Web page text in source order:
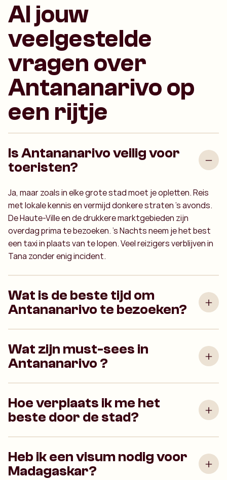
Al jouw
veelgestelde
vragen over
Antananarivo op
een rijtje
Is Antananarivo veilig voor
toeristen?
Ja, maar zoals in elke grote stad moet je opletten. Reis
met lokale kennis en vermijd donkere straten ’s avonds.
De Haute-Ville en de drukkere marktgebieden zijn
overdag prima te bezoeken. 's Nachts neem je het best
een taxi in plaats van te lopen. Veel reizigers verblijven in
Tana zonder enig incident.
Wat is de beste tijd om
Antananarivo te bezoeken?
Wat zijn must-sees in
Antananarivo ?
Hoe verplaats ik me het
beste door de stad?
Heb ik een visum nodig voor
Madagaskar?